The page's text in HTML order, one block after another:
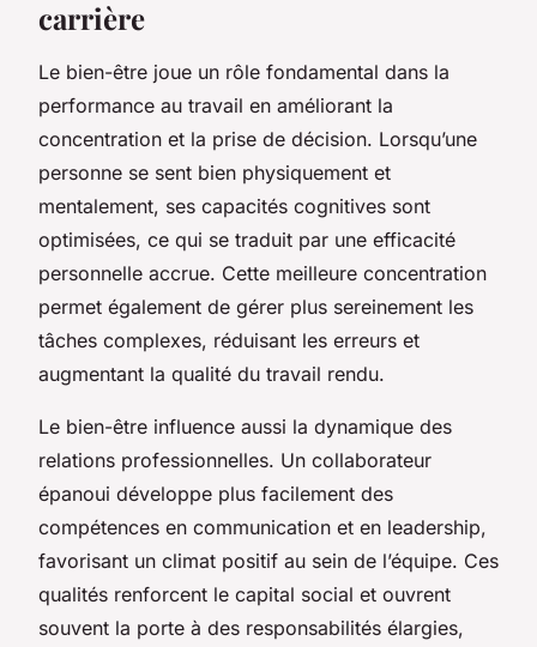
carrière
Le bien-être joue un rôle fondamental dans la
performance au travail en améliorant la
concentration et la prise de décision. Lorsqu’une
personne se sent bien physiquement et
mentalement, ses capacités cognitives sont
optimisées, ce qui se traduit par une efficacité
personnelle accrue. Cette meilleure concentration
permet également de gérer plus sereinement les
tâches complexes, réduisant les erreurs et
augmentant la qualité du travail rendu.
Le bien-être influence aussi la dynamique des
relations professionnelles. Un collaborateur
épanoui développe plus facilement des
compétences en communication et en leadership,
favorisant un climat positif au sein de l’équipe. Ces
qualités renforcent le capital social et ouvrent
souvent la porte à des responsabilités élargies,